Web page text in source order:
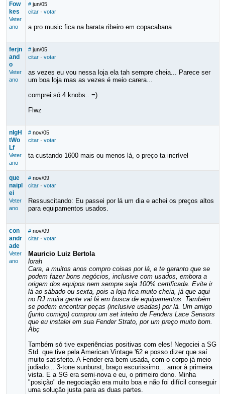
Fow
kes
Veter
ano
# jun/05
citar· votar
a pro music fica na barata ribeiro em copacabana
ferjn
and
o
Veter
ano
# jun/05
citar· votar
as vezes eu vou nessa loja ela tah sempre cheia... Parece ser
um boa loja mas as vezes é meio carera...
comprei só 4 knobs.. =)
Flwz
nIgH
tWo
Lf
Veter
ano
# nov/05
citar· votar
ta custando 1600 mais ou menos lá, o preço ta incrível
que
naipl
ei
Veter
ano
# nov/09
citar· votar
Ressuscitando: Eu passei por lá um dia e achei os preços altos
para equipamentos usados.
con
andr
ade
Veter
ano
# nov/09
citar· votar
Mauricio Luiz Bertola
lorah
Cara, a muitos anos compro coisas por lá, e te garanto que se
podem fazer bons negócios, inclusive com usados, embora a
origem dos equipos nem sempre seja 100% certificada. Evite ir
lá ao sábado ou sexta, pois a loja fica muito cheia, já que aqui
no RJ muita gente vai lá em busca de equipamentos. Também
se podem encontrar peças (inclusive usadas) por lá. Um amigo
(junto comigo) comprou um set inteiro de Fenders Lace Sensors
que eu instalei em sua Fender Strato, por um preço muito bom.
Abç
Também só tive experiências positivas com eles! Negociei a SG
Std. que tive pela American Vintage '62 e posso dizer que saí
muito satisfeito. A Fender era bem usada, com o corpo já meio
judiado... 3-tone sunburst, braço escurissimo... amor à primeira
vista. E a SG era semi-nova e eu, o primeiro dono. Minha
"posição" de negociação era muito boa e não foi difícil conseguir
uma solução justa para as duas partes.